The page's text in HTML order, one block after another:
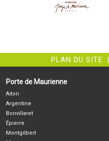
PLAN DU SITE |
Porte de Maurienne
Aiton
Argentine
Bonvillaret
Épierre
Montgilbert